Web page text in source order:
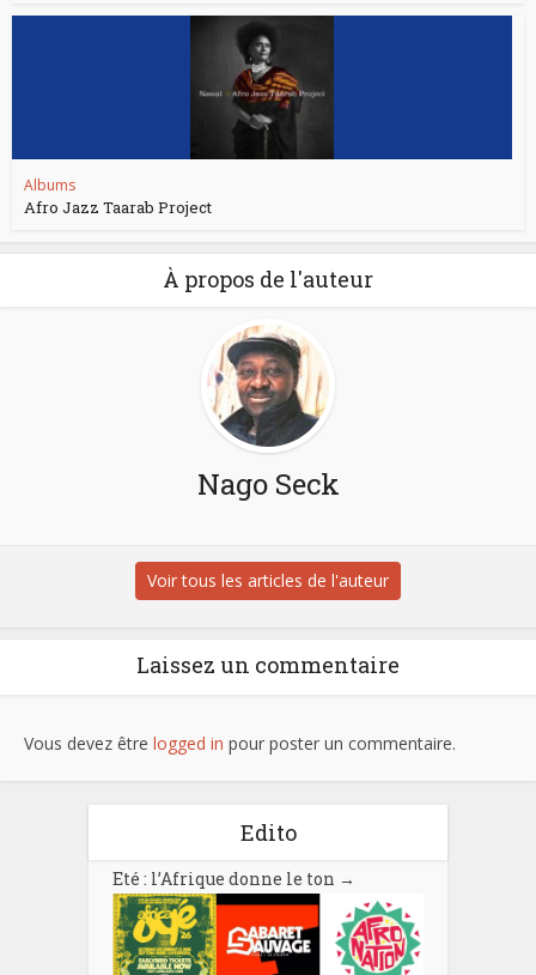
Albums
Afro Jazz Taarab Project
À propos de l'auteur
Nago Seck
Voir tous les articles de l'auteur
Laissez un commentaire
Vous devez être logged in pour poster un commentaire.
Edito
Eté : l’Afrique donne le ton →